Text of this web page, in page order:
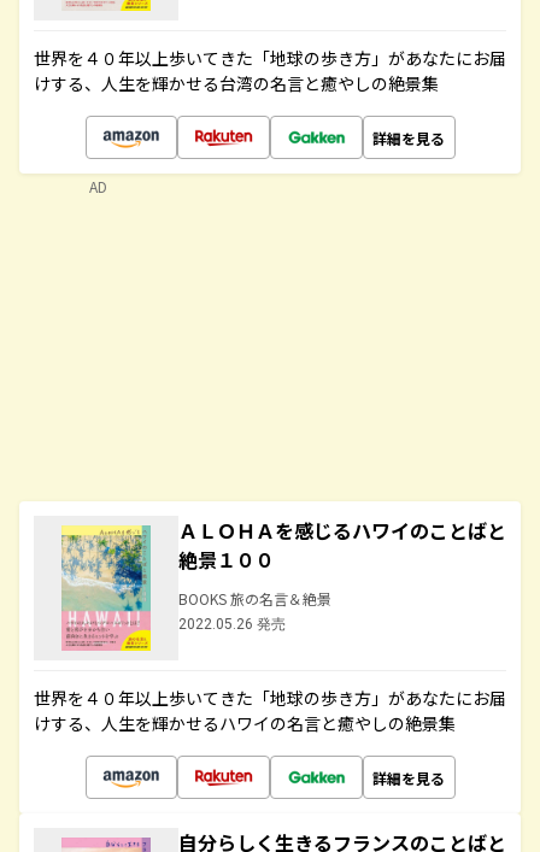
世界を４０年以上歩いてきた「地球の歩き方」があなたにお届
けする、人生を輝かせる台湾の名言と癒やしの絶景集
詳細を見る
ＡＬＯＨＡを感じるハワイのことばと
絶景１００
BOOKS 旅の名言＆絶景
2022.05.26 発売
世界を４０年以上歩いてきた「地球の歩き方」があなたにお届
けする、人生を輝かせるハワイの名言と癒やしの絶景集
詳細を見る
自分らしく生きるフランスのことばと
AD